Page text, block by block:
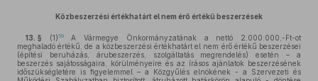
Közbeszerzési értékhatárt el nem érő értékű beszerzések
13. § (1)59A Vármegye Önkormányzatának a nettó 2.000.000,-Ft-ot
meghaladó értékű, de a közbeszerzési értékhatárt el nem érő értékű beszerzései
(építési beruházás, árubeszerzés, szolgáltatás megrendelés) esetén – a
beszerzés sajátosságaira, körülményeire és az írásos ajánlatok beszerzésének
időszükségletére is figyelemmel – a Közgyűlés elnökének - a Szervezeti és